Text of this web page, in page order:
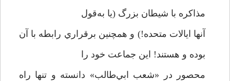
مذاكره با شيطان بزرگ (يا به‌قول
آنها ايالات متحده!) و همچنین برقراري رابطه با آن
بوده و هستند! اين جماعت خود را
محصور در «شعب ابي‌طالب» دانسته و تنها راه